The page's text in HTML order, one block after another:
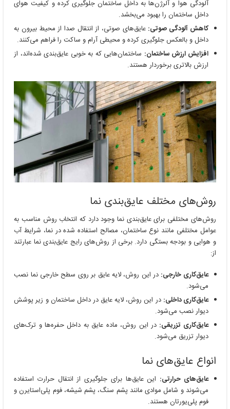
آلودگی هوا و آلرژن‌ها به داخل ساختمان جلوگیری کرده و کیفیت هوای
داخل ساختمان را بهبود می‌بخشد.
کاهش آلودگی صوتی: عایق‌های صوتی، از انتقال صدا از محیط بیرون به
داخل و بالعکس جلوگیری کرده و محیطی آرام و ساکت را فراهم می‌کنند.
افزایش ارزش ساختمان: ساختمان‌هایی که به خوبی عایق‌بندی شده‌اند، از
ارزش بالاتری برخوردار هستند.
روش‌های مختلف عایق‌بندی نما
روش‌های مختلفی برای عایق‌بندی نما وجود دارد که انتخاب روش مناسب به
عوامل مختلفی مانند نوع ساختمان، مصالح استفاده شده در نما، شرایط آب
و هوایی و بودجه بستگی دارد. برخی از روش‌های رایج عایق‌بندی نما عبارتند
از:
عایق‌کاری خارجی: در این روش، لایه عایق بر روی سطح خارجی نما نصب
می‌شود.
عایق‌کاری داخلی: در این روش، لایه عایق در داخل ساختمان و زیر پوشش
دیوار نصب می‌شود.
عایق‌کاری تزریقی: در این روش، ماده عایق به داخل حفره‌ها و ترک‌های
دیوار تزریق می‌شود.
انواع عایق‌های نما
عایق‌های حرارتی: این عایق‌ها برای جلوگیری از انتقال حرارت استفاده
می‌شوند و شامل موادی مانند پشم سنگ، پشم شیشه، فوم پلی‌استایرن و
فوم پلی‌یورتان هستند.